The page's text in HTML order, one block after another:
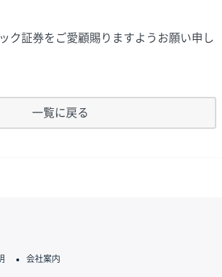
ク証券をご愛顧賜りますようお願い申し
一覧に戻る
会社案内